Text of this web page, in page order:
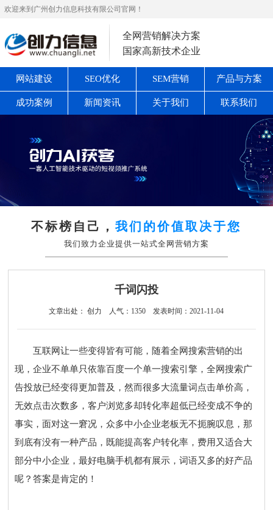
欢迎来到广州创力信息科技有限公司官网！
全网营销解决方案
国家高新技术企业
网站建设 SEO优化 SEM营销 产品与方案
成功案例 新闻资讯 关于我们 联系我们
不标榜自己，我们的价值取决于您
我们致力企业提供一站式全网营销方案
千词闪投
文章出处： 创力 人气： 1350 发表时间：2021-11-04
互联网让一些变得皆有可能，随着全网搜索营销的出
现，企业不单单只依靠百度一个单一搜索引擎，全网搜索广
告投放已经变得更加普及，然而很多大流量词点击单价高，
无效点击次数多，客户浏览多却转化率超低已经变成不争的
事实，面对这一窘况，众多中小企业老板无不扼腕叹息，那
到底有没有一种产品，既能提高客户转化率，费用又适合大
部分中小企业，最好电脑手机都有展示，词语又多的好产品
呢？答案是肯定的！